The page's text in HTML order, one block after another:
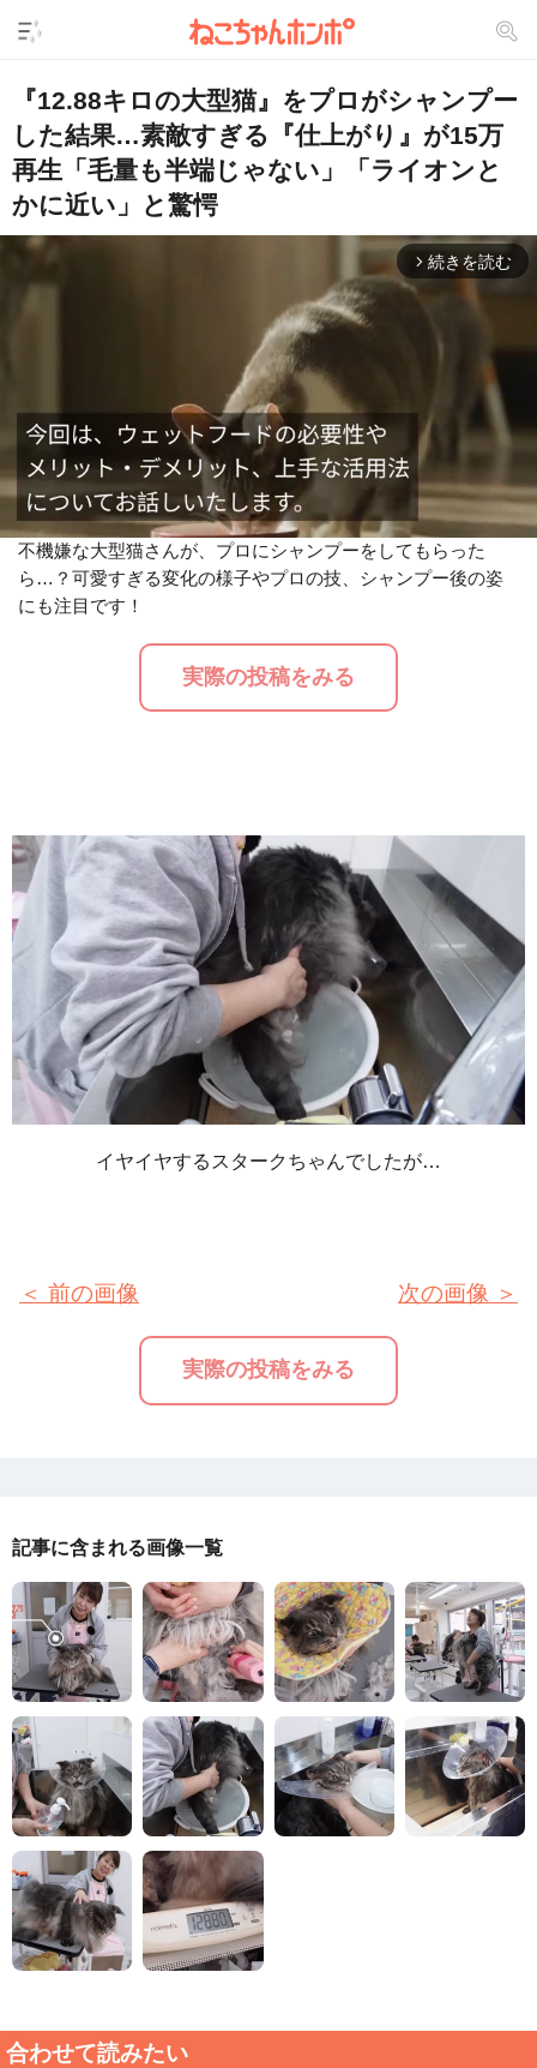
『12.88キロの大型猫』をプロがシャンプー
した結果…素敵すぎる『仕上がり』が15万
再生「毛量も半端じゃない」「ライオンと
かに近い」と驚愕
arrow_forward_ios 続きを読む
不機嫌な大型猫さんが、プロにシャンプーをしてもらった
ら…？可愛すぎる変化の様子やプロの技、シャンプー後の姿
にも注目です！
実際の投稿をみる
イヤイヤするスタークちゃんでしたが…
＜ 前の画像
実際の投稿をみる
次の画像 ＞
記事に含まれる画像一覧
合わせて読みたい